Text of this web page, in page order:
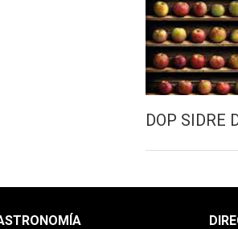
DOP SIDRE